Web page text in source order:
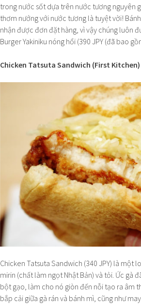
trong nước sốt dựa trên nước tương nguyên
thơm nướng với nước tương là tuyệt vời!
nhận được đơn đặt hàng, vì vậy chúng luôn
Burger Yakiniku nóng hổi (390 JPY (đã bao
Chicken Tatsuta Sandwich (First Kitchen)
Chicken Tatsuta Sandwich (340 JPY) là
mirin (chất làm ngọt Nhật Bản) và tỏi. Ức gà
bột gạo, làm cho nó giòn đến nỗi tạo ra âm
bắp cải giữa gà rán và bánh mì, cũng như